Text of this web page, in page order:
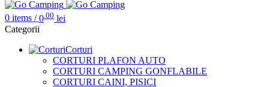
0 items / 0 .00 lei
Categorii
Corturi
CORTURI PLAFON AUTO
CORTURI CAMPING GONFLABILE
CORTURI CAINI, PISICI